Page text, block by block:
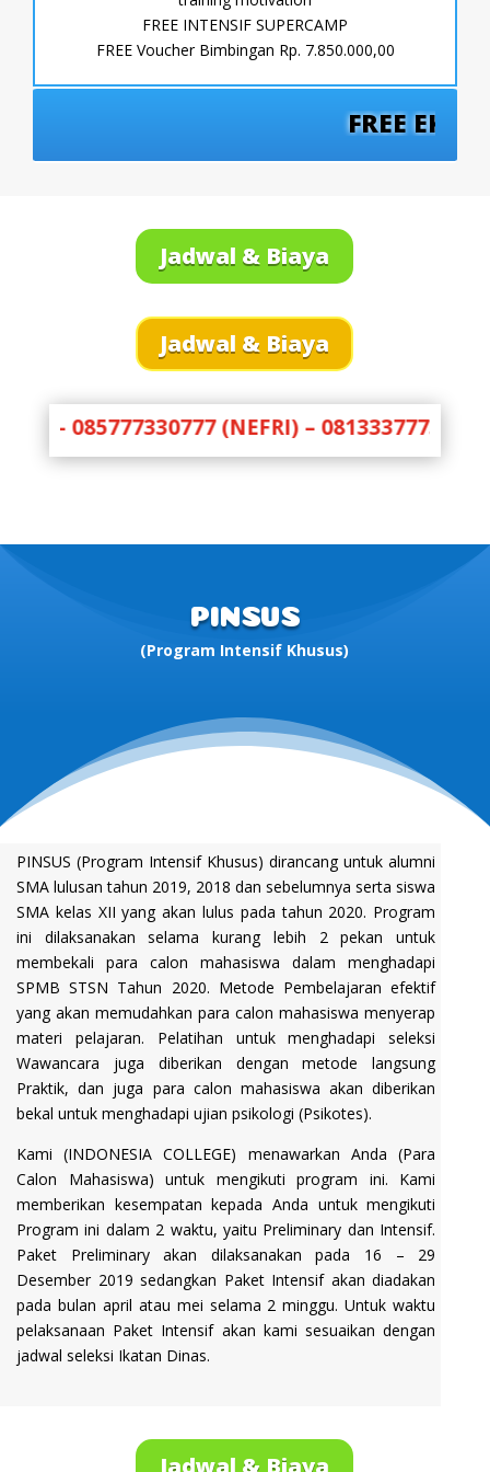
FREE INTENSIF SUPERCAMP
FREE Voucher Bimbingan Rp. 7.850.000,00
FREE EKSLUSIF
Jadwal & Biaya
Jadwal & Biaya
PINSUS
(Program Intensif Khusus)
PINSUS (Program Intensif Khusus) dirancang untuk alumni
SMA lulusan tahun 2019, 2018 dan sebelumnya serta siswa
SMA kelas XII yang akan lulus pada tahun 2020. Program
ini dilaksanakan selama kurang lebih 2 pekan untuk
membekali para calon mahasiswa dalam menghadapi
SPMB STSN Tahun 2020. Metode Pembelajaran efektif
yang akan memudahkan para calon mahasiswa menyerap
materi pelajaran. Pelatihan untuk menghadapi seleksi
Wawancara juga diberikan dengan metode langsung
Praktik, dan juga para calon mahasiswa akan diberikan
bekal untuk menghadapi ujian psikologi (Psikotes).
Kami (INDONESIA COLLEGE) menawarkan Anda (Para
Calon Mahasiswa) untuk mengikuti program ini. Kami
memberikan kesempatan kepada Anda untuk mengikuti
Program ini dalam 2 waktu, yaitu Preliminary dan Intensif.
Paket Preliminary akan dilaksanakan pada 16 – 29
Desember 2019 sedangkan Paket Intensif akan diadakan
pada bulan april atau mei selama 2 minggu. Untuk waktu
pelaksanaan Paket Intensif akan kami sesuaikan dengan
jadwal seleksi Ikatan Dinas.
Jadwal & Biaya